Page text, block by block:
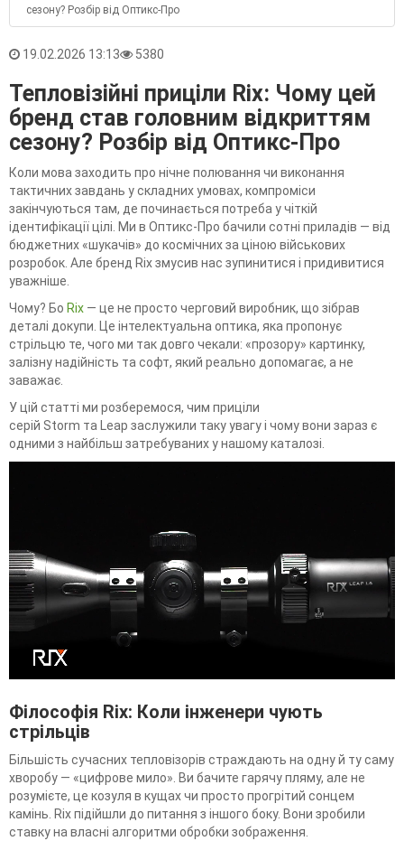
сезону? Розбір від Оптикс-Про
19.02.2026 13:13 5380
Тепловізійні приціли Rix: Чому цей
бренд став головним відкриттям
сезону? Розбір від Оптикс-Про
Коли мова заходить про нічне полювання чи виконання
тактичних завдань у складних умовах, компроміси
закінчуються там, де починається потреба у чіткій
ідентифікації цілі. Ми в Оптикс-Про бачили сотні приладів — від
бюджетних «шукачів» до космічних за ціною військових
розробок. Але бренд Rix змусив нас зупинитися і придивитися
уважніше.
Чому? Бо Rix — це не просто черговий виробник, що зібрав
деталі докупи. Це інтелектуальна оптика, яка пропонує
стрільцю те, чого ми так довго чекали: «прозору» картинку,
залізну надійність та софт, який реально допомагає, а не
заважає.
У цій статті ми розберемося, чим приціли
серій Storm та Leap заслужили таку увагу і чому вони зараз є
одними з найбільш затребуваних у нашому каталозі.
Філософія Rix: Коли інженери чують
стрільців
Більшість сучасних тепловізорів страждають на одну й ту саму
хворобу — «цифрове мило». Ви бачите гарячу пляму, але не
розумієте, це козуля в кущах чи просто прогрітий сонцем
камінь. Rix підійшли до питання з іншого боку. Вони зробили
ставку на власні алгоритми обробки зображення.